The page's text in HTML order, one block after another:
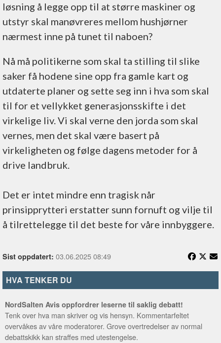
løsning å legge opp til at større maskiner og
utstyr skal manøvreres mellom hushjørner
nærmest inne på tunet til naboen?
Nå må politikerne som skal ta stilling til slike
saker få hodene sine opp fra gamle kart og
utdaterte planer og sette seg inn i hva som skal
til for et vellykket generasjonsskifte i det
virkelige liv. Vi skal verne den jorda som skal
vernes, men det skal være basert på
virkeligheten og følge dagens metoder for å
drive landbruk.
Det er intet mindre enn tragisk når
prinsipprytteri erstatter sunn fornuft og vilje til
å tilrettelegge til det beste for våre innbyggere.
Sist oppdatert: 03.06.2025 08:49
HVA TENKER DU
NordSalten Avis oppfordrer leserne til saklig debatt!
Tenk over hva man skriver og vis hensyn. Kommentarfeltet
overvåkes av våre moderatorer. Grove overtredelser av normal
debattskikk kan straffes med utestengelse.